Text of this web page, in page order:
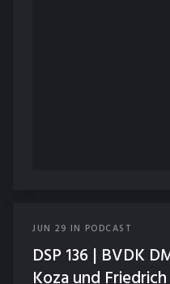
JUN 29 IN PODCAST
DSP 136 | BVDK